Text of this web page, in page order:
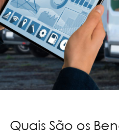
Quais São os